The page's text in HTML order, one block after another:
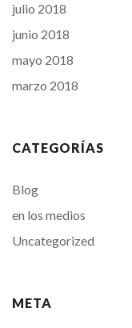
julio 2018
junio 2018
mayo 2018
marzo 2018
CATEGORÍAS
Blog
en los medios
Uncategorized
META